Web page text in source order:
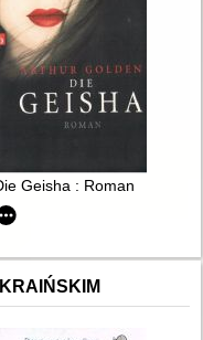
über den Sinn des
Geisha : Roman